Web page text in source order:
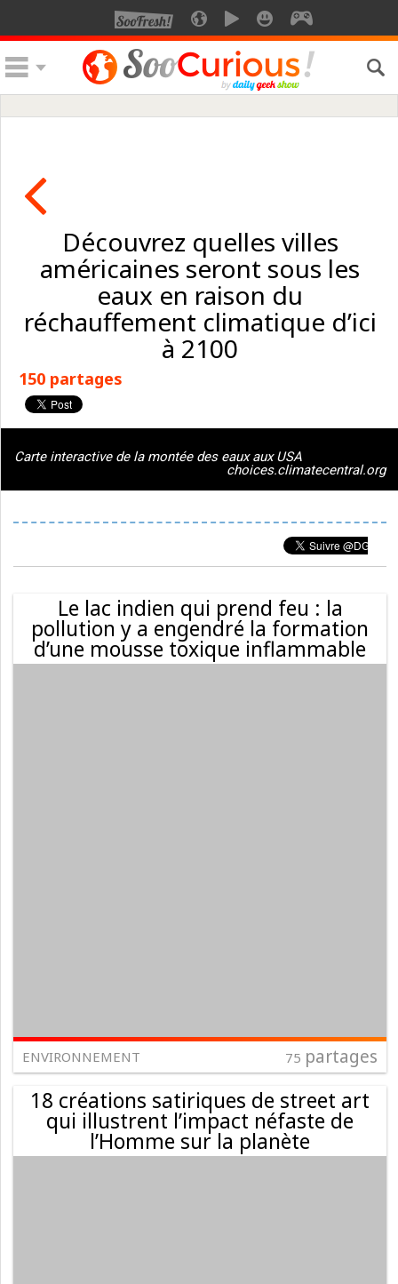
Découvrez quelles villes
américaines seront sous les
eaux en raison du
réchauffement climatique d’ici
à 2100
150 partages
Carte interactive de la montée des eaux aux USA
choices.climatecentral.org
Le lac indien qui prend feu : la
pollution y a engendré la formation
d’une mousse toxique inflammable
ENVIRONNEMENT 75 partages
18 créations satiriques de street art
qui illustrent l’impact néfaste de
l’Homme sur la planète